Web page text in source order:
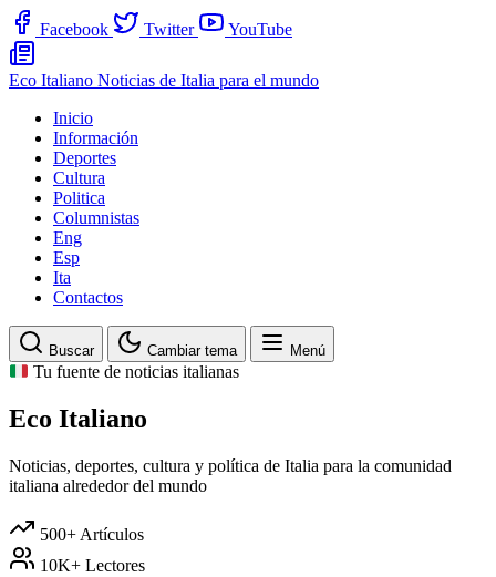
Facebook Twitter YouTube
Eco Italiano Noticias de Italia para el mundo
Inicio
Información
Deportes
Cultura
Politica
Columnistas
Eng
Esp
Ita
Contactos
Buscar Cambiar tema Menú
Tu fuente de noticias italianas
Eco Italiano
Noticias, deportes, cultura y política de Italia para la comunidad
italiana alrededor del mundo
500+ Artículos
10K+ Lectores